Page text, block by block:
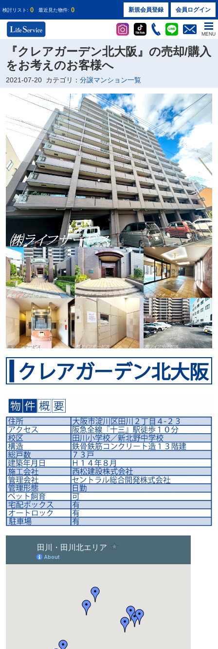
検討リスト: 0 最近見た物件: 0 新規会員登録 会員ログイン
MENU
『クレアガーデン北大阪』の売却/購入
をお考えのお客様へ
2021-07-20 カテゴリ： 分譲マンション一覧